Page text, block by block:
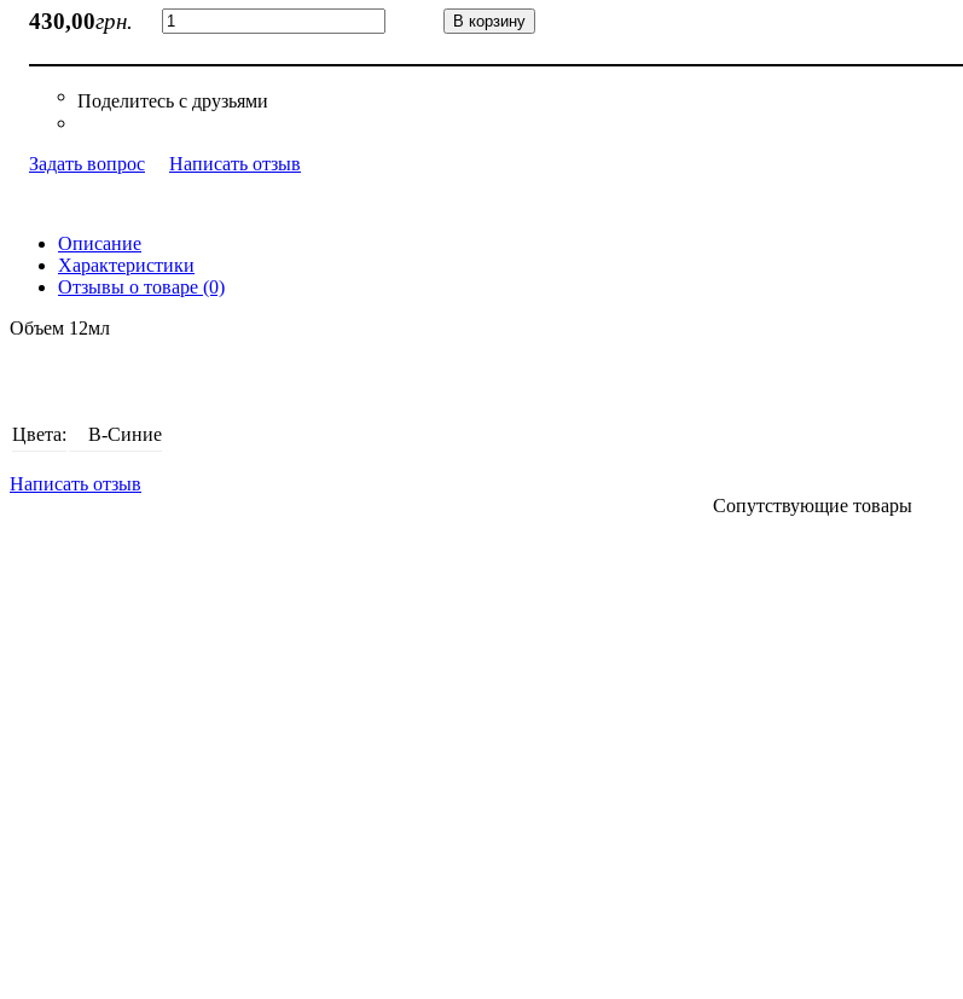
430,00грн. В корзину
Задать вопрос Написать отзыв
Описание
Характеристики
Отзывы о товаре (0)
Объем 12мл
Цвета: B-Синие
Написать отзыв
Сопутствующие товары